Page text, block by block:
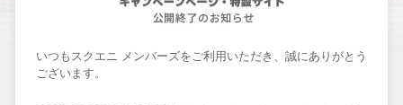
いつもスクエニ メンバーズをご利用いただき、誠にありがとう
ございます。